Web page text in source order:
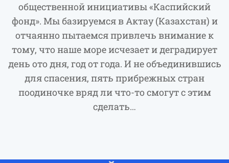
общественной инициативы «Каспийский
фонд». Мы базируемся в Актау (Казахстан) и
отчаянно пытаемся привлечь внимание к
тому, что наше море исчезает и деградирует
день ото дня, год от года. И не объединившись
для спасения, пять прибрежных стран
поодиночке вряд ли что-то смогут с этим
сделать…